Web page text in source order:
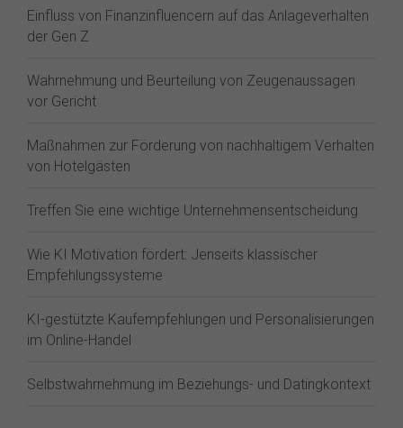
Einfluss von Finanzinfluencern auf das Anlageverhalten
der Gen Z⁠
Wahrnehmung und Beurteilung von Zeugenaussagen
vor Gericht
Maßnahmen zur Förderung von nachhaltigem Verhalten
von Hotelgästen
Treffen Sie eine wichtige Unternehmensentscheidung
Wie KI Motivation fördert: Jenseits klassischer
Empfehlungssysteme
KI-gestützte Kaufempfehlungen und Personalisierungen
im Online-Handel
Selbstwahrnehmung im Beziehungs- und Datingkontext